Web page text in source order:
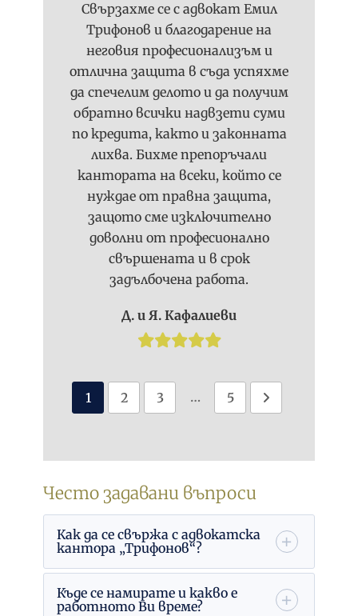
Свързахме се с адвокат Емил
Трифонов и благодарение на
неговия професионализъм и
отлична защита в съда успяхме
да спечелим делото и да получим
обратно всички надвзети суми
по кредита, както и законната
лихва. Бихме препоръчали
кантората на всеки, който се
нуждае от правна защита,
защото сме изключително
доволни от професионално
свършената и в срок
задълбочена работа.
Д. и Я. Кафалиеви
1 2 3 … 5
Често задавани въпроси
Как да се свържа с адвокатска
кантора „Трифонов“?
Къде се намирате и какво е
работното Ви време?